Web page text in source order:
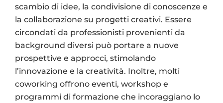
scambio di idee, la condivisione di conoscenze e
la collaborazione su progetti creativi. Essere
circondati da professionisti provenienti da
background diversi può portare a nuove
prospettive e approcci, stimolando
l’innovazione e la creatività. Inoltre, molti
coworking offrono eventi, workshop e
programmi di formazione che incoraggiano lo